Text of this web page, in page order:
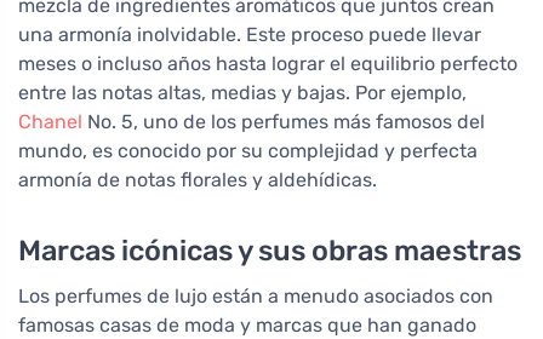
mezcla de ingredientes aromáticos que juntos crean
una armonía inolvidable. Este proceso puede llevar
meses o incluso años hasta lograr el equilibrio perfecto
entre las notas altas, medias y bajas. Por ejemplo,
Chanel No. 5, uno de los perfumes más famosos del
mundo, es conocido por su complejidad y perfecta
armonía de notas florales y aldehídicas.
Marcas icónicas y sus obras maestras
Los perfumes de lujo están a menudo asociados con
famosas casas de moda y marcas que han ganado